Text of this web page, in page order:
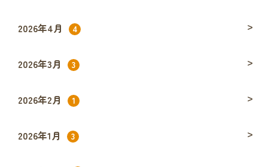
2026年4月 4
2026年3月 3
2026年2月 1
2026年1月 3